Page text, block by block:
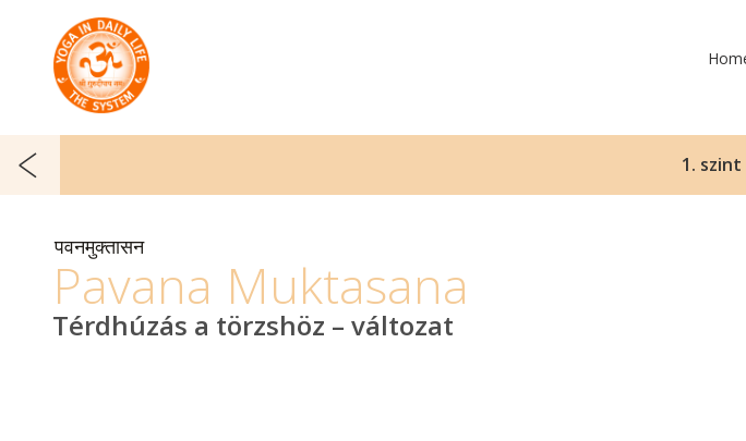
1. szint
पवनमुक्तासन
Pavana Muktasana
Térdhúzás a törzshöz – változat